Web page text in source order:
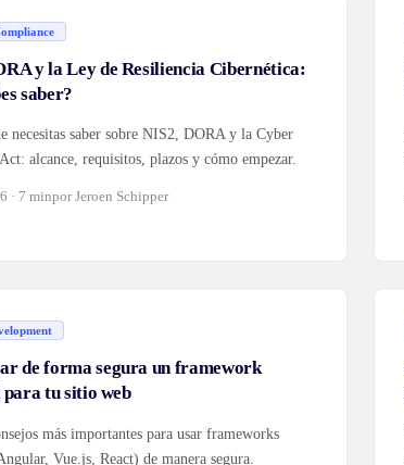
y la Ley de Resiliencia Cibernética:
saber?
necesitas saber sobre NIS2, DORA y la Cyber
alcance, requisitos, plazos y cómo empezar.
· 7 minpor Jeroen Schipper
de forma segura un framework
tu sitio web
más importantes para usar frameworks
Vue.js, React) de manera segura.